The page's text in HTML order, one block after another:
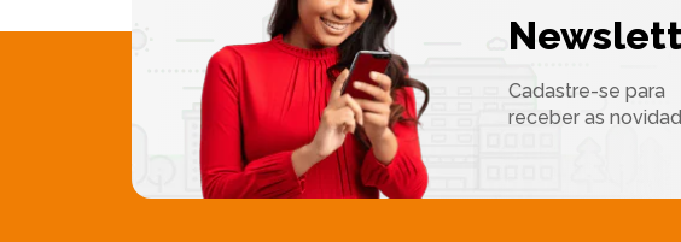
Cadastre-se para
receber as